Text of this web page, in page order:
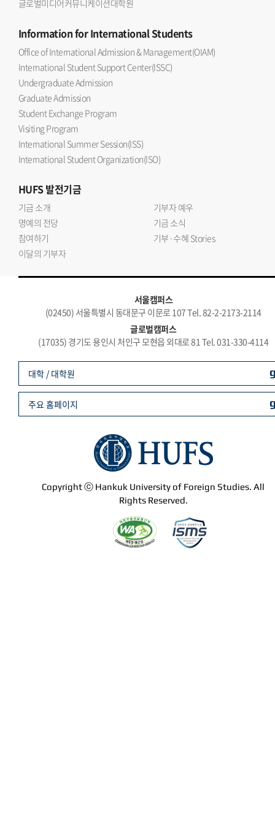
글로벌미디어커뮤니케이션대학원
Informationfor International Students
Office of International Admission & Management(OIAM)
International Student Support Center(ISSC)
Undergraduate Admission
Graduate Admission
Student Exchange Program
Visiting Program
International Summer Session(ISS)
International Student Organization(ISO)
HUFS발전기금
기금 소개
기부자 예우
명예의 전당
기금 소식
참여하기
기부·수혜 Stories
이달의 기부자
서울캠퍼스
(02450) 서울특별시 동대문구 이문로 107 Tel. 82-2-2173-2114
글로벌캠퍼스
(17035) 경기도 용인시 처인구 모현읍 외대로 81 Tel. 031-330-4114
Copyright ⓒ Hankuk University of Foreign Studies. All
Rights Reserved.
대학 / 대학원
주요 홈페이지